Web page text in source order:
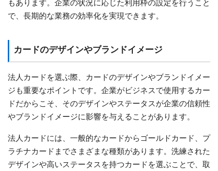
もあります。企業の状況に応じた利用枠の設定を行うこと
で、長期的な業務の効率化を実現できます。
カードのデザインやブランドイメージ
法人カードを選ぶ際、カードのデザインやブランドイメー
ジも重要なポイントです。企業がビジネスで使用するカー
ドだからこそ、そのデザインやステータスが企業の信頼性
やブランドイメージに影響を与えることがあります。
法人カードには、一般的なカードからゴールドカード、プ
ラチナカードまでさまざまな種類があります。洗練された
デザインや高いステータスを持つカードを選ぶことで、取